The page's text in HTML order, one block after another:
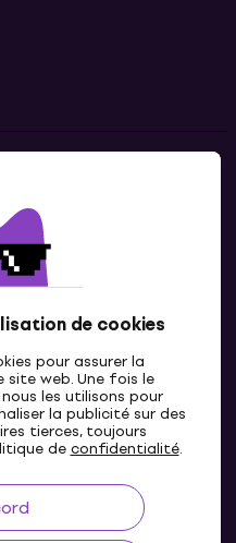
de cookies
pour assurer la
web. Une fois le
les utilisons pour
la publicité sur des
tierces, toujours
deconfidentialité.
nous
LU